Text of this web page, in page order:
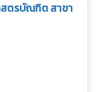
สตรบัณฑิต สาขา